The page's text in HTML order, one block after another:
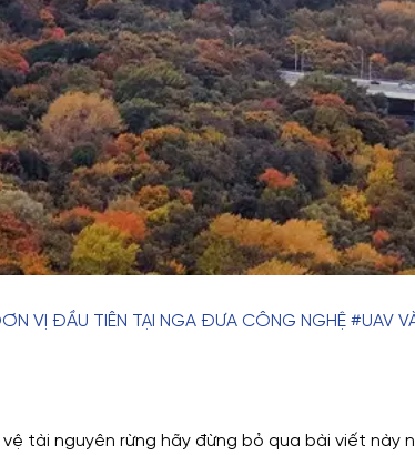
VỊ ĐẦU TIÊN TẠI NGA ĐƯA CÔNG NGHỆ #UAV
tài nguyên rừng hãy đừng bỏ qua bài viết này